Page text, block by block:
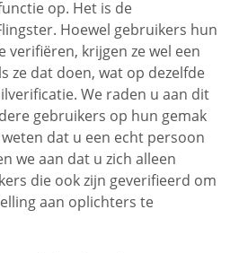
op. Het is de
Hoewel gebruikers hun
verifiëren, krijgen ze wel een
ze dat doen, wat op dezelfde
We raden u aan dit
gebruikers op hun gemak
dat u een echt persoon
we aan dat u zich alleen
die ook zijn geverifieerd om
aan oplichters te